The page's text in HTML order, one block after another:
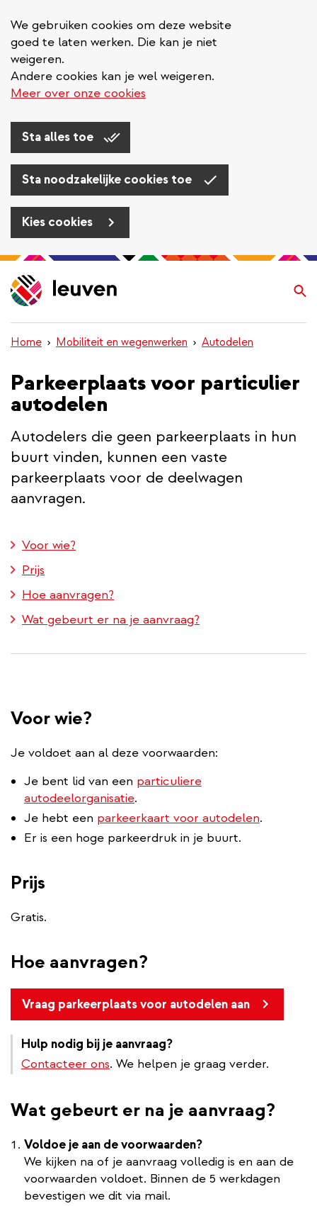
We gebruiken cookies om deze website
goed te laten werken. Die kan je niet
weigeren.
Andere cookies kan je wel weigeren.
Meer over onze cookies
Sta alles toe
Sta noodzakelijke cookies toe
Kies cookies
Overslaan
en
naar
inhoud
gaan
Home Mobiliteit en wegenwerken Autodelen
Parkeerplaats voor particulier
autodelen
Autodelers die geen parkeerplaats in hun
buurt vinden, kunnen een vaste
parkeerplaats voor de deelwagen
aanvragen.
Voor wie?
Prijs
Hoe aanvragen?
Wat gebeurt er na je aanvraag?
Voor wie?
Je voldoet aan al deze voorwaarden:
Je bent lid van een particuliere
autodeelorganisatie.
Je hebt een parkeerkaart voor autodelen.
Er is een hoge parkeerdruk in je buurt.
Prijs
Gratis.
Hoe aanvragen?
Vraag parkeerplaats voor autodelen aan
Hulp nodig bij je aanvraag?
Contacteer ons. We helpen je graag verder.
Wat gebeurt er na je aanvraag?
Voldoe je aan de voorwaarden?
We kijken na of je aanvraag volledig is en aan de
voorwaarden voldoet. Binnen de 5 werkdagen
bevestigen we dit via mail.